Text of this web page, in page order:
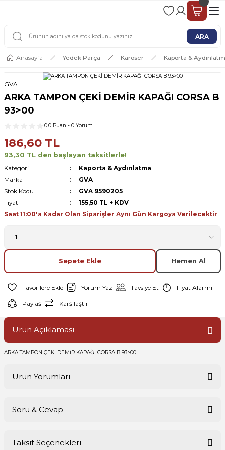
2 - 4 İŞ GÜNÜ İÇERİSİNDE KARGO
ARA
Anasayfa Yedek Parça Karoser Kaporta &
GVA
ARKA TAMPON ÇEKİ DEMİR KAPAĞI CORSA B
93>00
0.0 Puan - 0 Yorum
186,60 TL
93,30 TL den başlayan taksitlerle!
Kategori
Kaporta & Aydınlatma
Marka
GVA
Stok Kodu
GVA 9590205
Fiyat
155,50 TL + KDV
Saat 11:00'a Kadar Olan Siparişler Aynı Gün Kargoya Verilecektir
Sepete Ekle Hemen Al
Yorum Yaz Tavsiye Et Fiyat Alarmı
Paylaş Karşılaştır
Ürün Açıklaması
ARKA TAMPON ÇEKİ DEMİR KAPAĞI CORSA B 93>00
Ürün Yorumları
Soru & Cevap
Taksit Seçenekleri